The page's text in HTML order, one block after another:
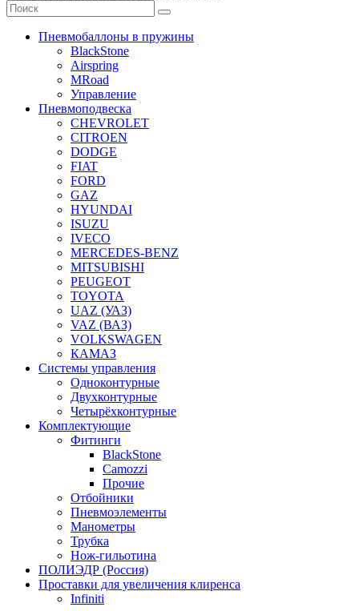
Пневмобаллоны в пружины
BlackStone
Airspring
MRoad
Управление
Пневмоподвеска
CHEVROLET
CITROEN
DODGE
FIAT
FORD
GAZ
HYUNDAI
ISUZU
IVECO
MERCEDES-BENZ
MITSUBISHI
PEUGEOT
TOYOTA
UAZ (УАЗ)
VAZ (ВАЗ)
VOLKSWAGEN
КАМАЗ
Системы управления
Одноконтурные
Двухконтурные
Четырёхконтурные
Комплектующие
Фитинги
BlackStone
Camozzi
Прочие
Отбойники
Пневмоэлементы
Манометры
Трубка
Нож-гильотина
ПОЛИЭДР (Россия)
Проставки для увеличения клиренса
Infiniti